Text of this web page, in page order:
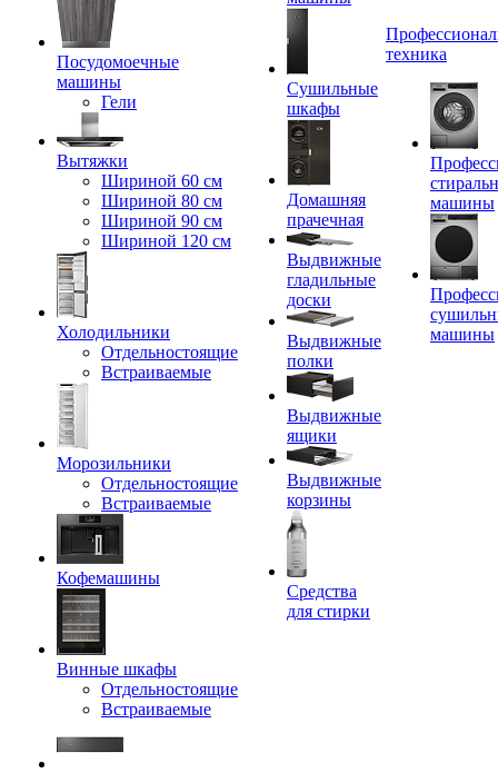
Посудомоечные
машины
Гели
Вытяжки
Шириной 60 см
Шириной 80 см
Шириной 90 см
Шириной 120 см
Холодильники
Отдельностоящие
Встраиваемые
Морозильники
Отдельностоящие
Встраиваемые
Кофемашины
Винные шкафы
Отдельностоящие
Встраиваемые
Сушильные
шкафы
Домашняя
прачечная
Выдвижные
гладильные
доски
Выдвижные
полки
Выдвижные
ящики
Выдвижные
корзины
Средства
для стирки
техника
машины
машины